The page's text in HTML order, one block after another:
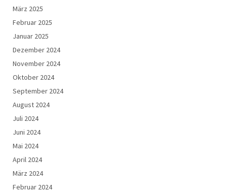
März 2025
Februar 2025
Januar 2025
Dezember 2024
November 2024
Oktober 2024
September 2024
August 2024
Juli 2024
Juni 2024
Mai 2024
April 2024
März 2024
Februar 2024